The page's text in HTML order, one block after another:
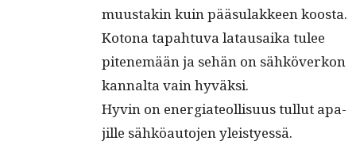
muus­takin kuin pää­su­lak­keen koos­ta.
Kotona tapah­tu­va latau­sai­ka tulee
piten­emään ja sehän on sähköverkon
kannal­ta vain hyväksi.
Hyvin on ener­gia­te­ol­lisu­us tul­lut apa­
jille sähköau­to­jen yleistyessä.